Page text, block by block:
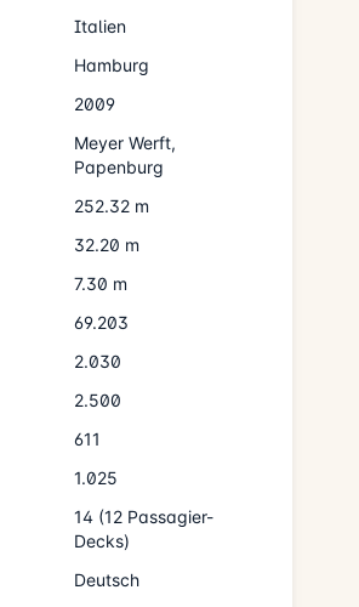
Italien
Hamburg
2009
Meyer Werft,
Papenburg
252.32 m
32.20 m
7.30 m
69.203
2.030
2.500
611
1.025
14 (12 Passagier-
Decks)
Deutsch